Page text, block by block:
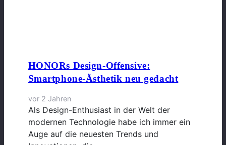
HONORs Design-Offensive:
Smartphone-Ästhetik neu gedacht
vor 2 Jahren
Als Design-Enthusiast in der Welt der
modernen Technologie habe ich immer ein
Auge auf die neuesten Trends und